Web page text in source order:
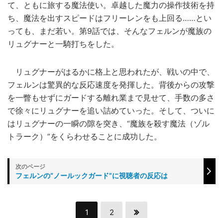
て、ともに旅する魔法使い。卓越した魔力の操作技術を持
ち、魔法を出すスピードはフリーレンをも上回る……とい
っても、まだ若い。第9話では、そんなフェルンが魔族の
リュグナーと一騎打ちをした。
リュグナーがはるかに格上と思われたが、戦いの中で、
フェルンは驚異的な反応速度を発揮した。背後からの攻撃
を一瞥もせずにガードする離れ業まで見せて、手数の多さ
で徐々にリュグナーを追い詰めていった。そして、ついに
はリュグナーの一瞬の隙を突き、“魔族を殺す魔法（ゾル
トラーク）”をくらわせることに成功した。
フェルンの“ノールックガード”に視聴者の反応は
1 2